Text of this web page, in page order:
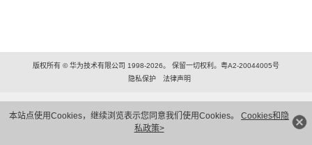
本站点使用Cookies，继续浏览表示您同意我们使用Cookies。 Cookies和隐
私政策>
版权所有 © 华为技术有限公司 1998-2026。 保留一切权利。粤A2-20044005号
隐私保护
法律声明